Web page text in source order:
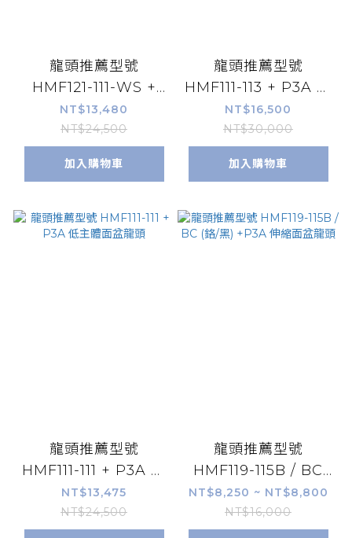
龍頭推薦型號
HMF121-111-WS +
P3A 高主體面盆龍頭
NT$13,480
NT$24,500
加入購物車
龍頭推薦型號
HMF111-113 + P3A 高
主體面盆龍頭
NT$16,500
NT$30,000
加入購物車
龍頭推薦型號
HMF111-111 + P3A 低
主體面盆龍頭
NT$13,475
NT$24,500
龍頭推薦型號
HMF119-115B / BC
(鉻/黑) +P3A 伸縮面
盆龍頭
NT$8,250 ~ NT$8,800
NT$16,000